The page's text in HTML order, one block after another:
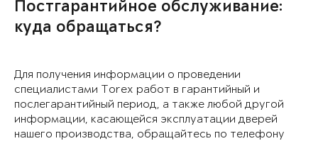
Постгарантийное обслуживание:
куда обращаться?
Для получения информации о проведении
специалистами Torex работ в гарантийный и
послегарантийный период, а также любой другой
информации, касающейся эксплуатации дверей
нашего производства, обращайтесь по телефону